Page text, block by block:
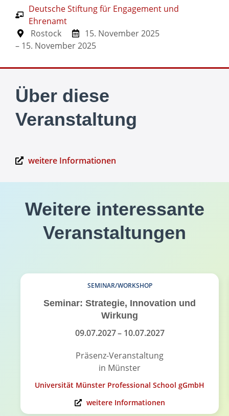
Deutsche Stiftung für Engagement und
Ehrenamt
Rostock
15. November 2025
– 15. November 2025
Über diese
Veranstaltung
weitere Informationen
Weitere interessante
Veranstaltungen
SEMINAR/WORKSHOP
Seminar: Strategie, Innovation und
Wirkung
09.07.2027– 10.07.2027
Präsenz-Veranstaltung
in Münster
Universität Münster Professional School gGmbH
weitere Informationen